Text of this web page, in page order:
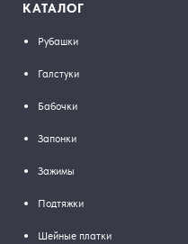
КАТАЛОГ
Рубашки
Галстуки
Бабочки
Запонки
Зажимы
Подтяжки
Шейные платки